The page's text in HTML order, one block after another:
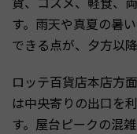
す。雨天や真夏の暑
できる点が、夕方以
ロッテ百貨店本店方
は中央寄りの出口を
す。屋台ピークの混